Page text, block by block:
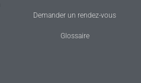
Demander un rendez-vous
Glossaire